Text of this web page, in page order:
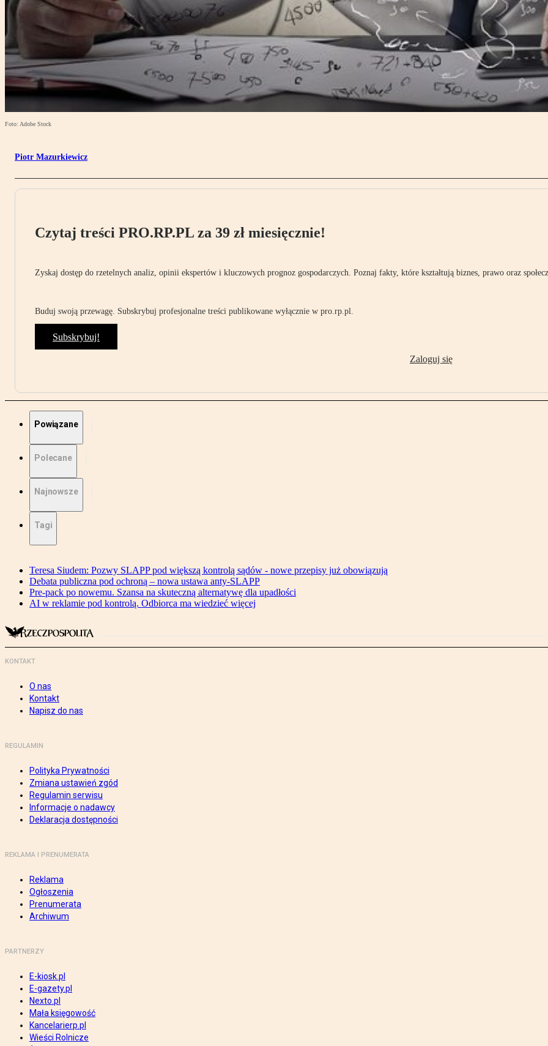
Foto: Adobe Stock
Piotr Mazurkiewicz
Czytaj treści PRO.RP.PL za 39 zł miesięcznie!
Zyskaj dostęp do rzetelnych analiz, opinii ekspertów i kluczowych prognoz gospodarczych. Poznaj fakty, które kształtują biznes, prawo oraz
Buduj swoją przewagę. Subskrybuj profesjonalne treści publikowane wyłącznie w pro.rp.pl.
Subskrybuj!
Zaloguj się
Powiązane
Polecane
Najnowsze
Tagi
Teresa Siudem: Pozwy SLAPP pod większą kontrolą sądów - nowe przepisy już obowiązują
Debata publiczna pod ochroną – nowa ustawa anty-SLAPP
Pre-pack po nowemu. Szansa na skuteczną alternatywę dla upadłości
AI w reklamie pod kontrolą. Odbiorca ma wiedzieć więcej
KONTAKT
O nas
Kontakt
Napisz do nas
REGULAMIN
Polityka Prywatności
Zmiana ustawień zgód
Regulamin serwisu
Informacje o nadawcy
Deklaracja dostępności
REKLAMA I PRENUMERATA
Reklama
Ogłoszenia
Prenumerata
Archiwum
PARTNERZY
E-kiosk.pl
E-gazety.pl
Nexto.pl
Mała księgowość
Kancelarierp.pl
Wieści Rolnicze